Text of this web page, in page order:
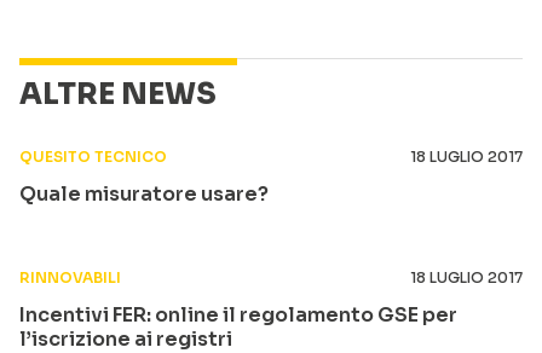
ALTRE NEWS
QUESITO TECNICO 18 LUGLIO 2017
Quale misuratore usare?
RINNOVABILI 18 LUGLIO 2017
Incentivi FER: online il regolamento GSE per
l’iscrizione ai registri